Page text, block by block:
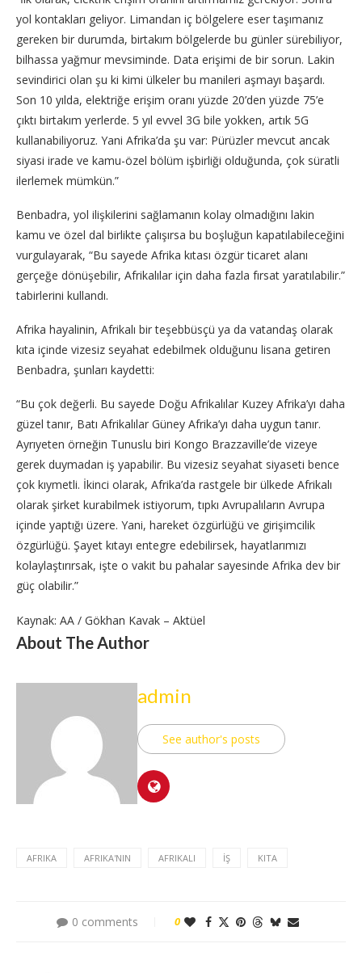
yol kontakları geliyor. Limandan iç bölgelere eser taşımanız
gereken bir durumda, birtakım bölgelerde bu günler sürebiliyor,
bilhassa yağmur mevsiminde. Data erişimi de bir sorun. Lakin
sevindirici olan şu ki kimi ülkeler bu manileri aşmayı başardı.
Son 10 yılda, elektriğe erişim oranı yüzde 20’den yüzde 75’e
çıktı birtakım yerlerde. 5 yıl evvel 3G bile yokken, artık 5G
kullanabiliyoruz. Yani Afrika’da şu var: Pürüzler mevcut ancak
siyasi irade ve kamu-özel bölüm işbirliği olduğunda, çok süratli
ilerlemek mümkün.”
Benbadra, yol ilişkilerini sağlamanın kolay olmadığını lakin
kamu ve özel dal birlikte çalışırsa bu boşluğun kapatılabileceğini
vurgulayarak, “Bu sayede Afrika kıtası özgür ticaret alanı
gerçeğe dönüşebilir, Afrikalılar için daha fazla fırsat yaratılabilir.”
tabirlerini kullandı.
Afrika hayalinin, Afrikalı bir teşebbüsçü ya da vatandaş olarak
kıta içinde vizesiz seyahat edebilmek olduğunu lisana getiren
Benbadra, şunları kaydetti:
“Bu çok değerli. Bu sayede Doğu Afrikalılar Kuzey Afrika’yı daha
güzel tanır, Batı Afrikalılar Güney Afrika’yı daha uygun tanır.
Ayrıyeten örneğin Tunuslu biri Kongo Brazzaville’de vizeye
gerek duymadan iş yapabilir. Bu vizesiz seyahat siyaseti bence
çok kıymetli. İkinci olarak, Afrika’da rastgele bir ülkede Afrikalı
olarak şirket kurabilmek istiyorum, tıpkı Avrupalıların Avrupa
içinde yaptığı üzere. Yani, hareket özgürlüğü ve girişimcilik
özgürlüğü. Şayet kıtayı entegre edebilirsek, hayatlarımızı
kolaylaştırırsak, işte o vakit bu pahalar sayesinde Afrika dev bir
güç olabilir.”
Kaynak: AA / Gökhan Kavak – Aktüel
About The Author
admin
See author's posts
AFRIKA AFRIKA'NIN AFRIKALI İŞ KITA
0 comments 0